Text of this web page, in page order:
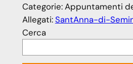
Categorie:Appuntamenti
Allegati:SantAnna-di-
Cerca